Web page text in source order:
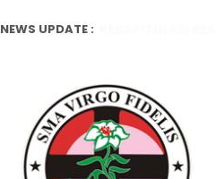
NEWS UPDATE :
REKAPITULASI
Pendataan